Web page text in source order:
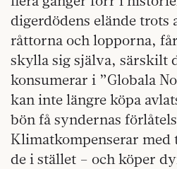
digerdödens elände trots
råttorna och lopporna,
skylla sig själva, särskilt
konsumerar i ”Globala
kan inte längre köpa
bön få syndernas
Klimatkompenserar
de i stället – och köper